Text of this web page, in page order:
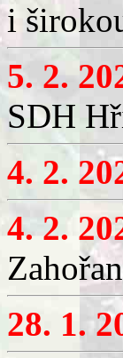
i
5. 2.
SDH
4. 2.
4. 2.
28. 1.